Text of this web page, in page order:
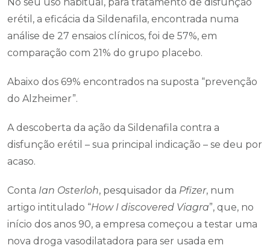
erétil, a eficácia da Sildenafila, encontrada numa
análise de 27 ensaios clínicos, foi de 57%, em
comparação com 21% do grupo placebo.
Abaixo dos 69% encontrados na suposta “prevenção
do Alzheimer”.
A descoberta da ação da Sildenafila contra a
disfunção erétil – sua principal indicação – se deu por
acaso.
Conta Ian Osterloh, pesquisador da Pfizer, num
artigo intitulado “How I discovered Viagra”, que, no
início dos anos 90, a empresa começou a testar uma
nova droga vasodilatadora para ser usada em